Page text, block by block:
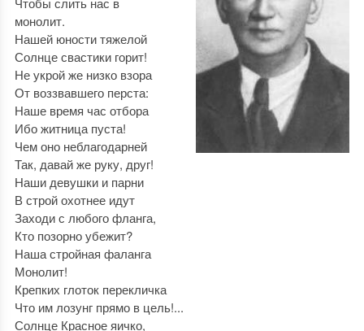
монолит.
Нашей юности тяжелой
Солнце свастики горит!
Не укрой же низко взора
От воззвавшего перста:
Наше время час отбора
Ибо житница пуста!
Чем оно неблагодарней
Так, давай же руку, друг!
Наши девушки и парни
В строй охотнее идут
Заходи с любого фланга,
Кто позорно убежит?
Наша стройная фаланга
Монолит!
Крепких глоток перекличка
Что им лозунг прямо в цель!...
Солнце Красное яичко,